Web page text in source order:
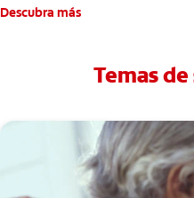
*** Ayuda a reducir hasta el
Descubra más
Temas